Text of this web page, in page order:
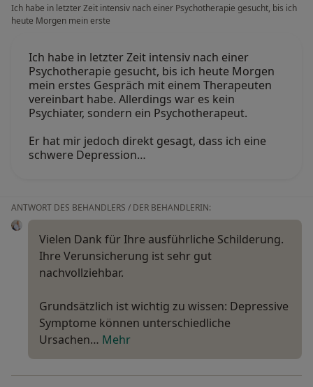
Ich habe in letzter Zeit intensiv nach einer Psychotherapie gesucht, bis ich
heute Morgen mein erste
Ich habe in letzter Zeit intensiv nach einer
Psychotherapie gesucht, bis ich heute Morgen
mein erstes Gespräch mit einem Therapeuten
vereinbart habe. Allerdings war es kein
Psychiater, sondern ein Psychotherapeut.
Er hat mir jedoch direkt gesagt, dass ich eine
schwere Depression…
ANTWORT DES BEHANDLERS / DER BEHANDLERIN:
Vielen Dank für Ihre ausführliche Schilderung.
Ihre Verunsicherung ist sehr gut
nachvollziehbar.
Grundsätzlich ist wichtig zu wissen: Depressive
Symptome können unterschiedliche
Ursachen… Mehr